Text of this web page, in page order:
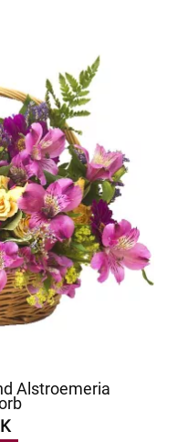
Alstroemeria